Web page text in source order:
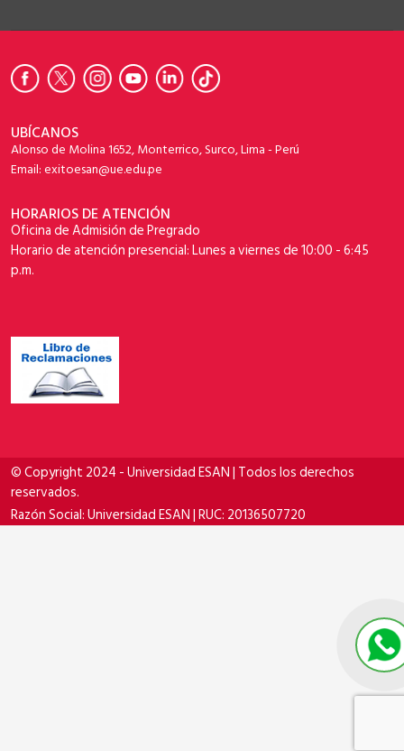
UBÍCANOS
Alonso de Molina 1652, Monterrico, Surco, Lima - Perú
Email: exitoesan@ue.edu.pe
HORARIOS DE ATENCIÓN
Oficina de Admisión de Pregrado
Horario de atención presencial: Lunes a viernes de 10:00 - 6:45
p.m.
© Copyright 2024 - Universidad ESAN | Todos los derechos
reservados.
Razón Social: Universidad ESAN | RUC: 20136507720